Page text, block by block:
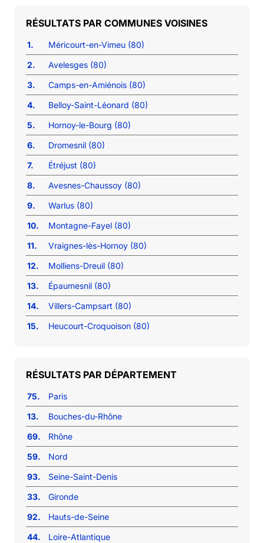
COMMUNES VOISINES
1.
Méricourt-en-Vimeu (80)
2.
Avelesges (80)
3.
Camps-en-Amiénois (80)
4.
Belloy-Saint-Léonard (80)
5.
Hornoy-le-Bourg (80)
6.
Dromesnil (80)
7.
Étréjust (80)
8.
Avesnes-Chaussoy (80)
9.
Warlus (80)
10.
Montagne-Fayel (80)
11.
Vraignes-lès-Hornoy (80)
12.
Molliens-Dreuil (80)
13.
Épaumesnil (80)
14.
Villers-Campsart (80)
15.
Heucourt-Croquoison (80)
RÉSULTATS PAR DÉPARTEMENT
75.
Paris
13.
Bouches-du-Rhône
69.
Rhône
59.
Nord
93.
Seine-Saint-Denis
33.
Gironde
92.
Hauts-de-Seine
44.
Loire-Atlantique